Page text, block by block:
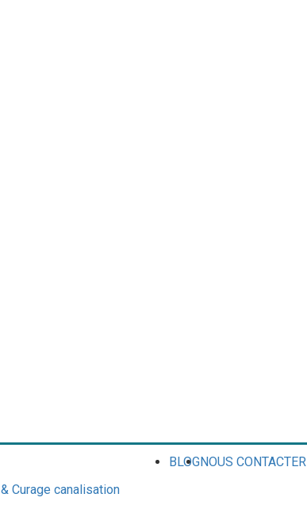
Curage canalisation
BLOGNOUS CONTACTER